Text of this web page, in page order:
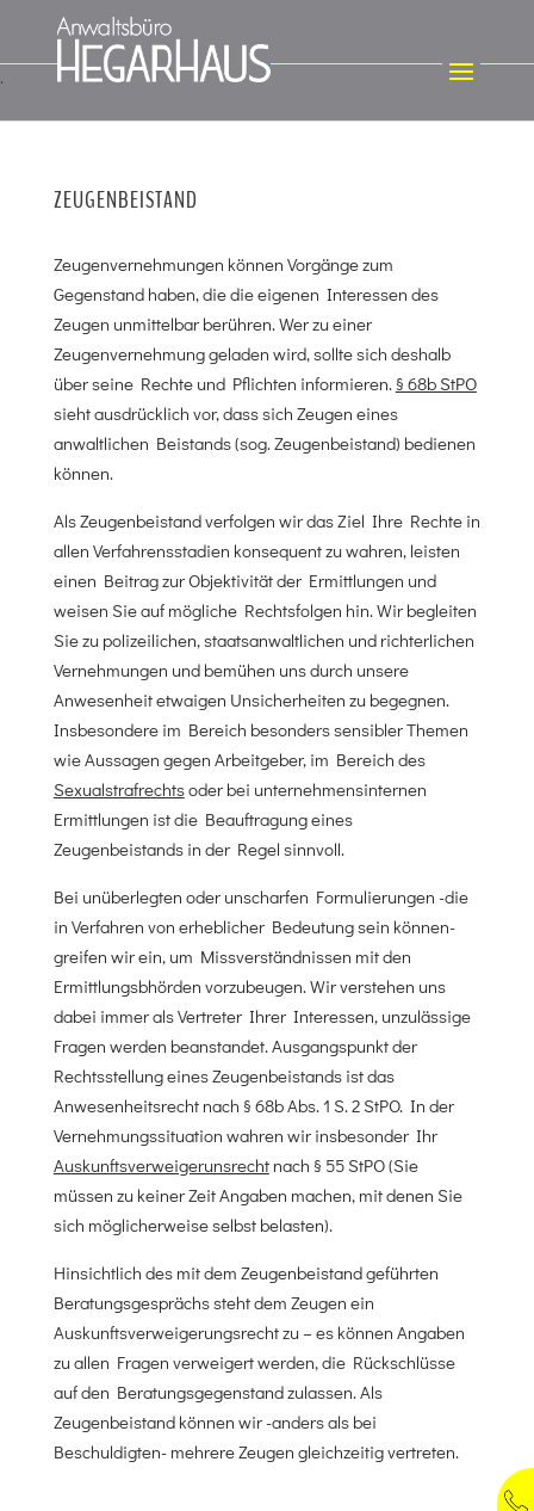
ZEUGENBEISTAND
Zeugenvernehmungen können Vorgänge zum
Gegenstand haben, die die eigenen Interessen des
Zeugen unmittelbar berühren. Wer zu einer
Zeugenvernehmung geladen wird, sollte sich deshalb
über seine Rechte und Pflichten informieren. § 68b StPO
sieht ausdrücklich vor, dass sich Zeugen eines
anwaltlichen Beistands (sog. Zeugenbeistand) bedienen
können.
Als Zeugenbeistand verfolgen wir das Ziel Ihre Rechte in
allen Verfahrensstadien konsequent zu wahren, leisten
einen Beitrag zur Objektivität der Ermittlungen und
weisen Sie auf mögliche Rechtsfolgen hin. Wir begleiten
Sie zu polizeilichen, staatsanwaltlichen und richterlichen
Vernehmungen und bemühen uns durch unsere
Anwesenheit etwaigen Unsicherheiten zu begegnen.
Insbesondere im Bereich besonders sensibler Themen
wie Aussagen gegen Arbeitgeber, im Bereich des
Sexualstrafrechtsoder bei unternehmensinternen
Ermittlungen ist die Beauftragung eines
Zeugenbeistands in der Regel sinnvoll.
Bei unüberlegten oder unscharfen Formulierungen -die
in Verfahren von erheblicher Bedeutung sein können-
greifen wir ein, um Missverständnissen mit den
Ermittlungsbhörden vorzubeugen. Wir verstehen uns
dabei immer als Vertreter Ihrer Interessen, unzulässige
Fragen werden beanstandet. Ausgangspunkt der
Rechtsstellung eines Zeugenbeistands ist das
Anwesenheitsrecht nach § 68b Abs. 1 S. 2 StPO. In der
Vernehmungssituation wahren wir insbesonder Ihr
Auskunftsverweigerunsrechtnach § 55 StPO (Sie
müssen zu keiner Zeit Angaben machen, mit denen Sie
sich möglicherweise selbst belasten).
Hinsichtlich des mit dem Zeugenbeistand geführten
Beratungsgesprächs steht dem Zeugen ein
Auskunftsverweigerungsrecht zu – es können Angaben
zu allen Fragen verweigert werden, die Rückschlüsse
auf den Beratungsgegenstand zulassen. Als
Zeugenbeistand können wir -anders als bei
Beschuldigten- mehrere Zeugen gleichzeitig vertreten.